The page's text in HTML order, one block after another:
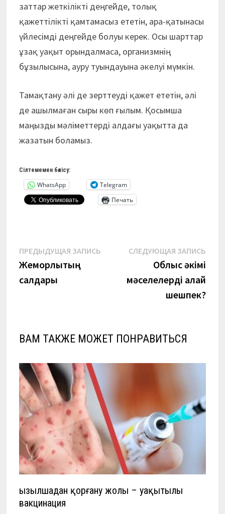
заттар жеткілікті деңгейде, толық
қажеттілікті қамтамасыз ететін, ара-қатынасы
үйлесімді деңгейде болуы керек. Осы шарттар
ұзақ уақыт орындалмаса, организмнің
бұзылысына, ауру туындауына әкелуі мүмкін.
Тамақтану әлі де зерттеуді қажет ететін, әлі
де ашылмаған сыры көп ғылым. Қосымша
маңызды мәліметтерді алдағы уақытта да
жазатын боламыз.
Сілтемемен бөлісу:
WhatsApp
Telegram
Печать
Навигация
по
записям
ПРЕДЫДУЩАЯ ЗАПИСЬПредыдущая
Жемқорлықтың
салдары
СЛЕДУЮЩАЯ ЗАПИСЬ
Облыс әкімі
мәселелерді қалай
шешпек?
ВАМ ТАКЖЕ МОЖЕТ ПОНРАВИТЬСЯ
Қызылшадан қорғану жолы – уақытылы
вакцинация